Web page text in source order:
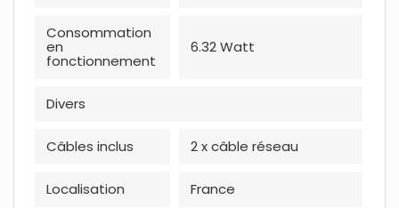
Consommation
en
fonctionnement
6.32 Watt
Divers
Câbles inclus 2 x câble réseau
Localisation France